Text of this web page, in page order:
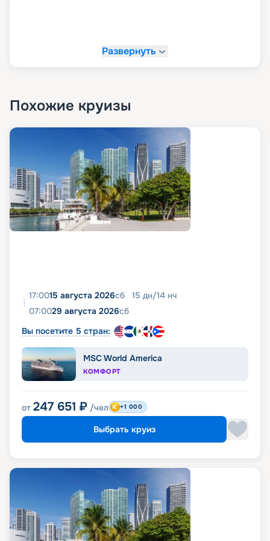
Четыре эксклюзивных флагманских бутика от
Развернуть
Похожие круизы
17:0015 августа 2026сб 15 дн/14 нч
07:0029 августа 2026сб
Вы посетите 5 стран:
MSC World America
КОМФОРТ
от 247 651 ₽ /чел +1 000
Выбрать круиз